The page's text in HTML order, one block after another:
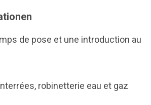
de pose et une introduction au
robinetterie eau et gaz